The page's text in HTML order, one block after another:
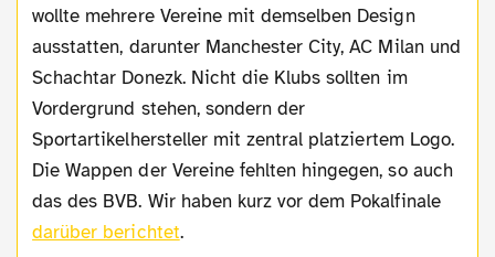
wollte mehrere Vereine mit demselben Design
ausstatten, darunter Manchester City, AC Milan und
Schachtar Donezk. Nicht die Klubs sollten im
Vordergrund stehen, sondern der
Sportartikelhersteller mit zentral platziertem Logo.
Die Wappen der Vereine fehlten hingegen, so auch
das des BVB. Wir haben kurz vor dem Pokalfinale
darüber berichtet.